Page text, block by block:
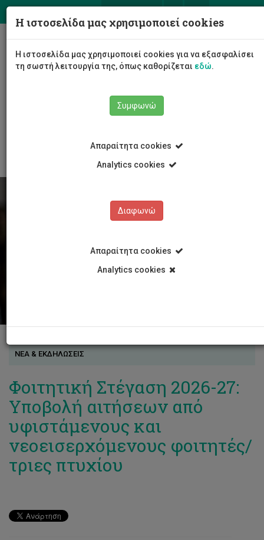
ΝΕΑ & ΕΚΔΗΛΩΣΕΙΣ
Φοιτητική Στέγαση 2026-27:
Υποβολή αιτήσεων από
υφιστάμενους και
νεοεισερχόμενους φοιτητές/
τριες πτυχίου
Η ιστοσελίδα μας χρησιμοποιεί cookies
Η ιστοσελίδα μας χρησιμοποιεί cookies για να εξασφαλίσει
τη σωστή λειτουργία της, όπως καθορίζεται εδώ.
Συμφωνώ
Απαραίτητα cookies
Analytics cookies
Διαφωνώ
Απαραίτητα cookies
Analytics cookies